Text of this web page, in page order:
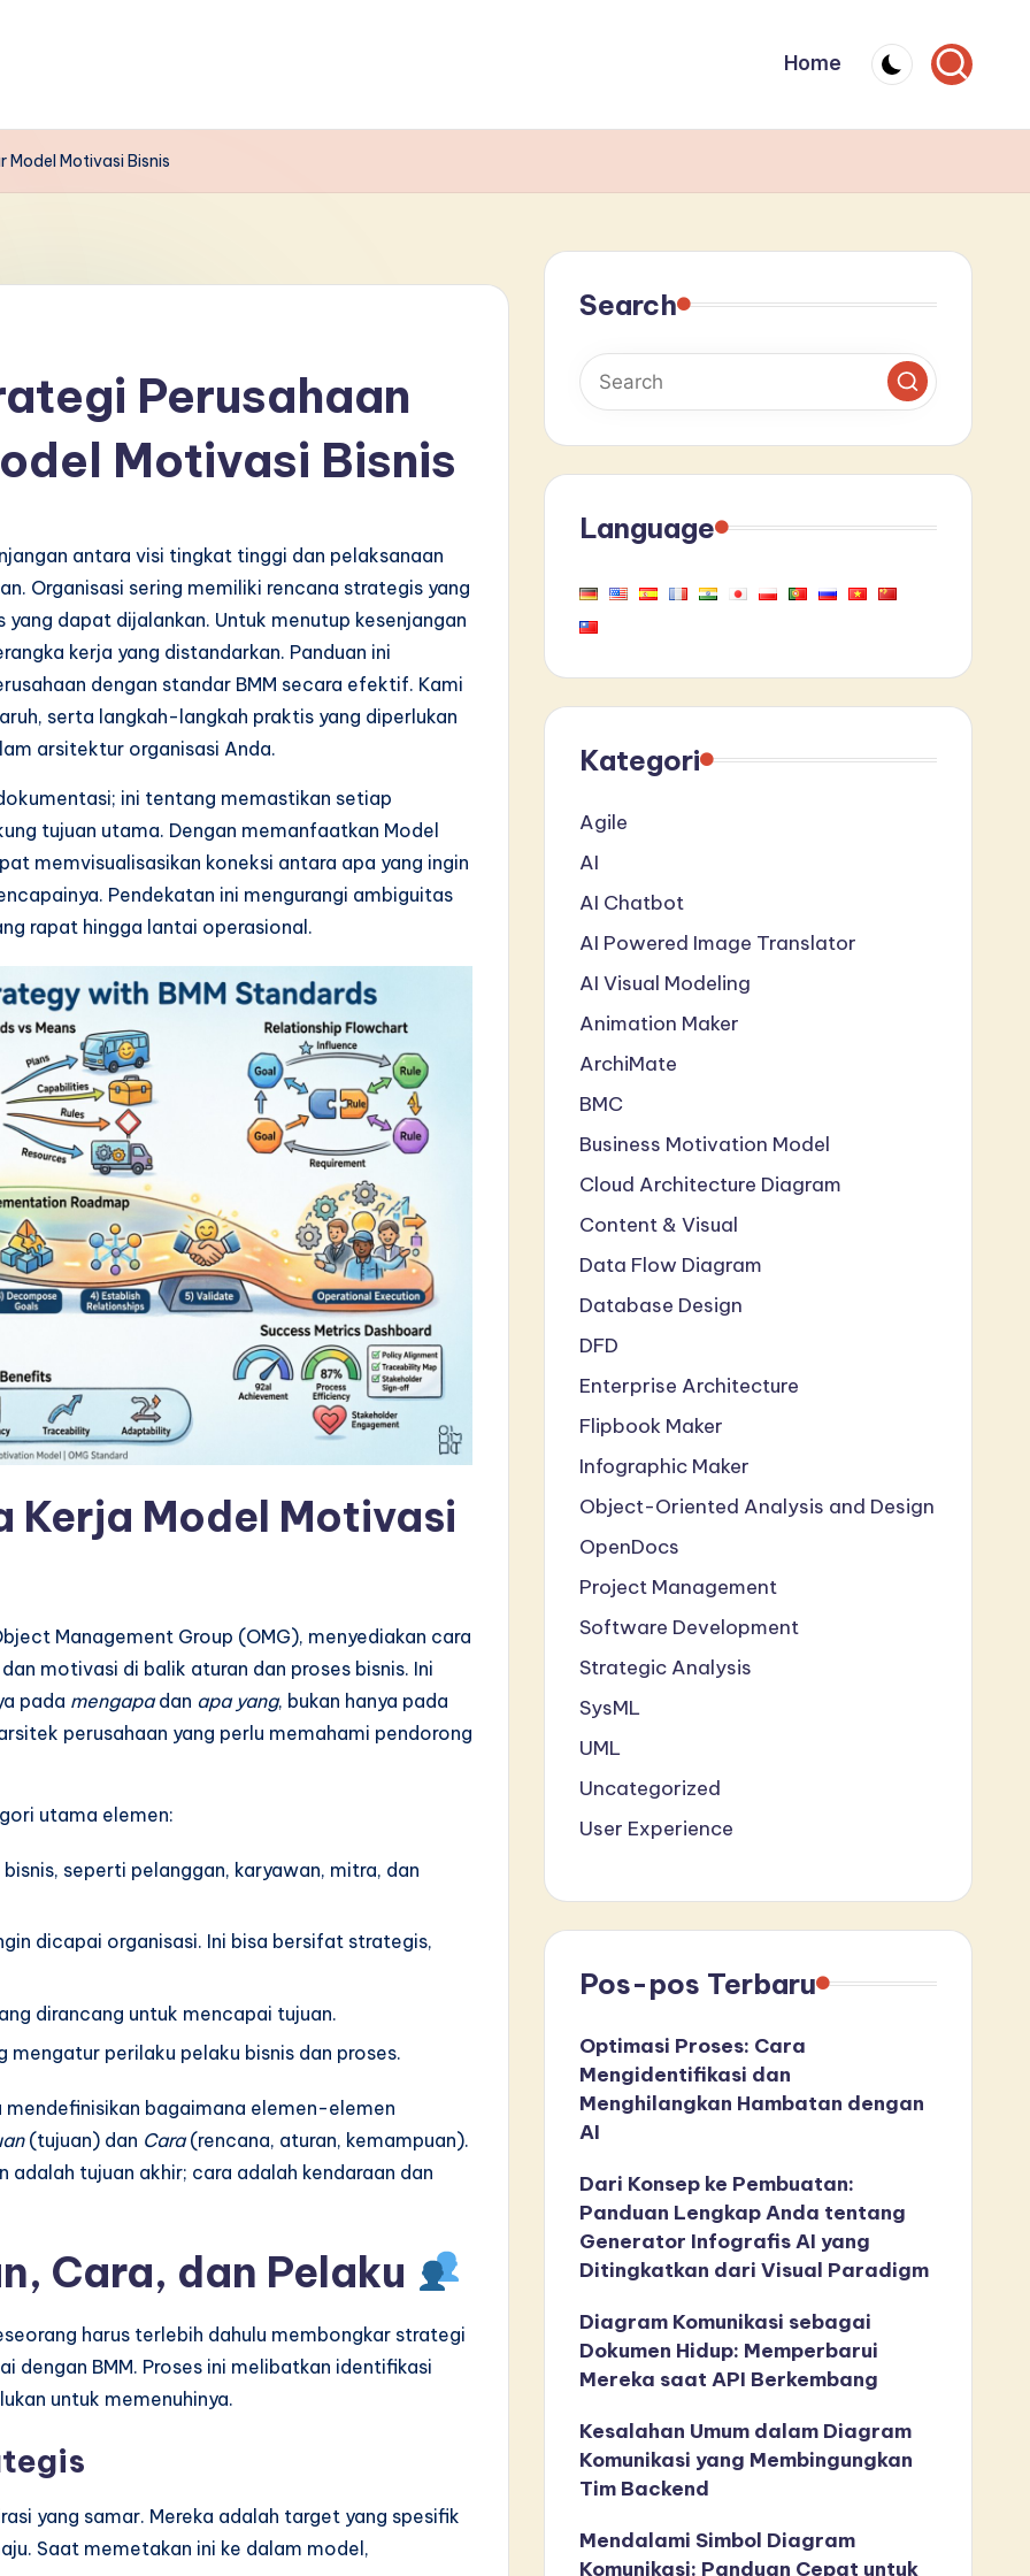
Home
Motivasi Bisnis
Perusahaan
Motivasi Bisnis
antara visi tingkat tinggi dan pelaksanaan
Organisasi sering memiliki rencana strategis yang
dapat dijalankan. Untuk menutup kesenjangan
kerja yang distandarkan. Panduan ini
dengan standar BMM secara efektif. Kami
serta langkah-langkah praktis yang diperlukan
arsitektur organisasi Anda.
ini tentang memastikan setiap
tujuan utama. Dengan memanfaatkan Model
memvisualisasikan koneksi antara apa yang ingin
Pendekatan ini mengurangi ambiguitas
rapat hingga lantai operasional.
Kerja Model Motivasi
Management Group (OMG), menyediakan cara
motivasi di balik aturan dan proses bisnis. Ini
pada mengapadan apa yang, bukan hanya pada
perusahaan yang perlu memahami pendorong
utama elemen:
seperti pelanggan, karyawan, mitra, dan
dicapai organisasi. Ini bisa bersifat strategis,
dirancang untuk mencapai tujuan.
mengatur perilaku pelaku bisnis dan proses.
bagaimana elemen-elemen
(tujuan) dan Cara(rencana, aturan, kemampuan).
adalah tujuan akhir; cara adalah kendaraan dan
Cara, dan Pelaku
harus terlebih dahulu membongkar strategi
dengan BMM. Proses ini melibatkan identifikasi
untuk memenuhinya.
yang samar. Mereka adalah target yang spesifik
Saat memetakan ini ke dalam model,
Search
Language
Kategori
Agile
AI
AI Chatbot
AI Powered Image Translator
AI Visual Modeling
Animation Maker
ArchiMate
BMC
Business Motivation Model
Cloud Architecture Diagram
Content & Visual
Data Flow Diagram
Database Design
DFD
Enterprise Architecture
Flipbook Maker
Infographic Maker
Object-Oriented Analysis and Design
OpenDocs
Project Management
Software Development
Strategic Analysis
SysML
UML
Uncategorized
User Experience
Pos-pos Terbaru
Optimasi Proses: Cara
Mengidentifikasi dan
Menghilangkan Hambatan dengan
AI
Dari Konsep ke Pembuatan:
Panduan Lengkap Anda tentang
Generator Infografis AI yang
Ditingkatkan dari Visual Paradigm
Diagram Komunikasi sebagai
Dokumen Hidup: Memperbarui
Mereka saat API Berkembang
Kesalahan Umum dalam Diagram
Komunikasi yang Membingungkan
Tim Backend
Mendalami Simbol Diagram
Komunikasi: Panduan Cepat untuk